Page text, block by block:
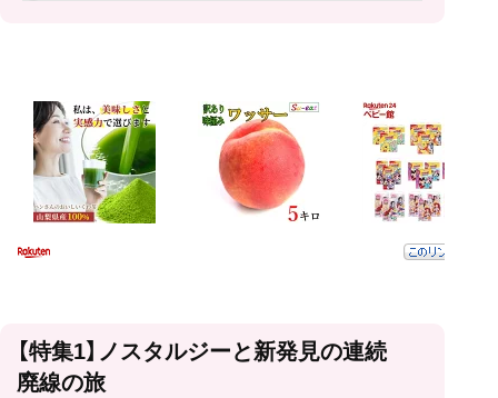
【特集1】ノスタルジーと新発見の連続
廃線の旅